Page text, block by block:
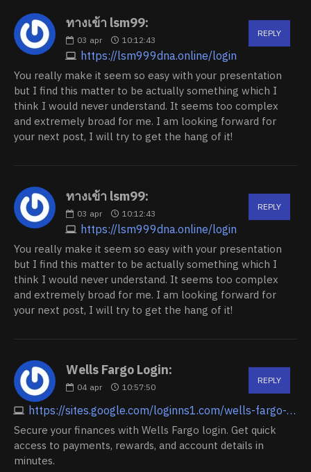
ทางเข้า lsm99:
03 apr 10:12:43
https://lsm999dna.online/login
REPLY
You really make it seem so easy with your presentation
but I find this matter to be actually something which I
think I would never understand. It seems too complex
and extremely broad for me. I am looking forward for
your next post, I will try to get the hang of it!
ทางเข้า lsm99:
03 apr 10:12:43
https://lsm999dna.online/login
REPLY
You really make it seem so easy with your presentation
but I find this matter to be actually something which I
think I would never understand. It seems too complex
and extremely broad for me. I am looking forward for
your next post, I will try to get the hang of it!
Wells Fargo Login:
04 apr 10:57:50
https://sites.google.com/loginns1.com/wells-fargo-login/home
REPLY
Secure your finances with Wells Fargo login. Get quick
access to payments, rewards, and account details in
minutes.